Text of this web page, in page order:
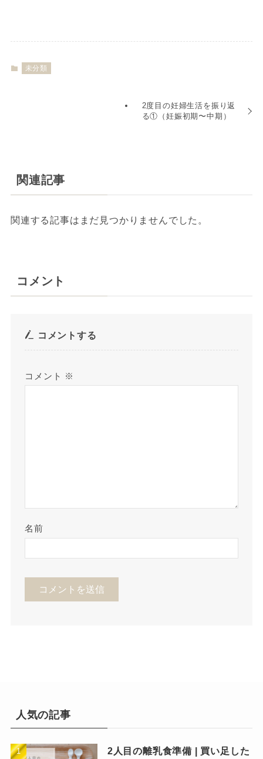
未分類
2度目の妊婦生活を振り返
る①（妊娠初期〜中期）
関連記事
関連する記事はまだ見つかりませんでした。
コメント
コメントする
コメント ※
名前
人気の記事
2人目の離乳食準備 | 買い足した